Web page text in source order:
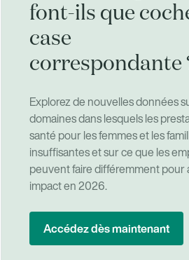
font-ils que
case
correspondante
Explorez de nouvelles données
domaines dans lesquels les
santé pour les femmes et les
insuffisantes et sur ce que les
peuvent faire différemment pour
impact en 2026.
Accédez dès maintenant